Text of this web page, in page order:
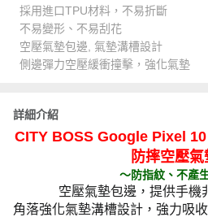
採用進口TPU材料，不易折斷
不易變形、不易刮花
空壓氣墊包邊, 氣墊溝槽設計
側邊彈力空壓緩衝撞擊，強化氣墊
詳細介紹
CITY BOSS Google Pixel
防摔空壓氣
～防指紋、不產
空壓氣墊包邊，提供手機
角落強化氣墊溝槽設計，強力吸